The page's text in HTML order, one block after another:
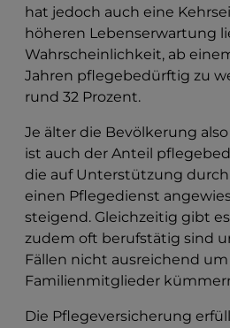
hat jedoch auch eine
höheren Lebenserwartung
Wahrscheinlichkeit, ab
Jahren pflegebedürftig zu
rund 32 Prozent.
Je älter die Bevölkerung
ist auch der Anteil
die auf Unterstützung
einen Pflegedienst
steigend. Gleichzeitig gibt
zudem oft berufstätig sind
Fällen nicht ausreichend
Familienmitglieder
Die Pflegeversicherung